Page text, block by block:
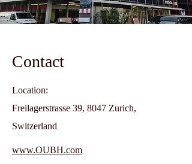
Contact
Location:
Freilagerstrasse 39, 8047 Zurich,
Switzerland
www.OUBH.com